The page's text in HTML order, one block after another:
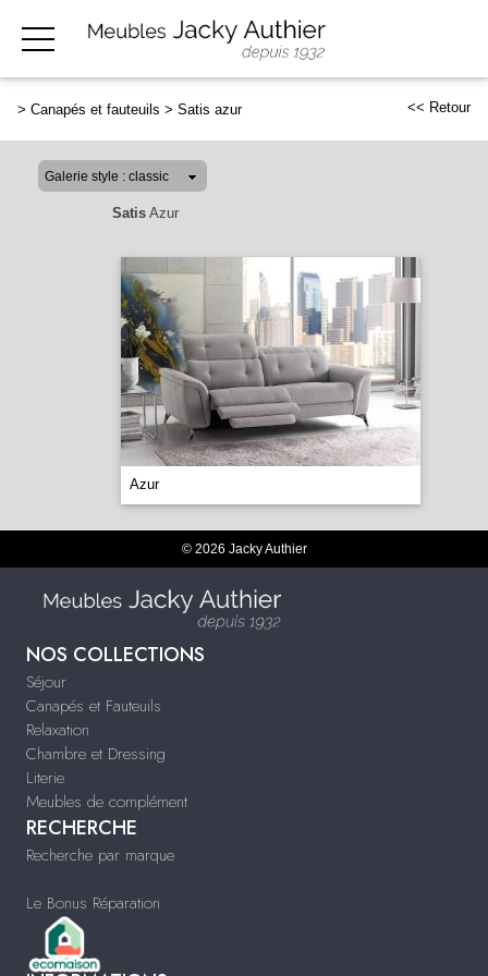
> Canapés et fauteuils > Satis azur << Retour
SatisAzur
Azur
© 2026 Jacky Authier
NOS COLLECTIONS
Séjour
Canapés et Fauteuils
Relaxation
Chambre et Dressing
Literie
Meubles de complément
RECHERCHE
Recherche par marque
Le Bonus Réparation